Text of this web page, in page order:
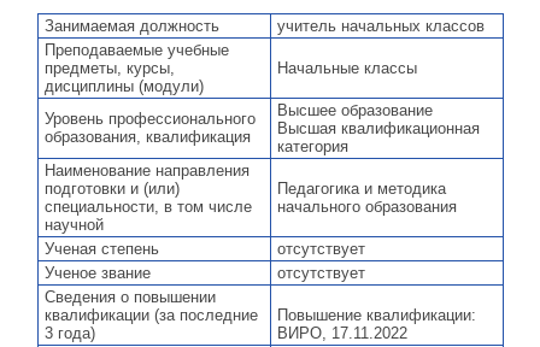
Занимаемая должность
учитель начальных классов
Преподаваемые учебные
предметы, курсы,
дисциплины (модули)
Начальные классы
Уровень профессионального
образования, квалификация
Высшее образование
Высшая квалификационная
категория
Наименование направления
подготовки и (или)
специальности, в том числе
научной
Педагогика и методика
начального образования
Ученая степень
отсутствует
Ученое звание
отсутствует
Сведения о повышении
квалификации (за последние
3 года)
Повышение квалификации:
ВИРО, 17.11.2022